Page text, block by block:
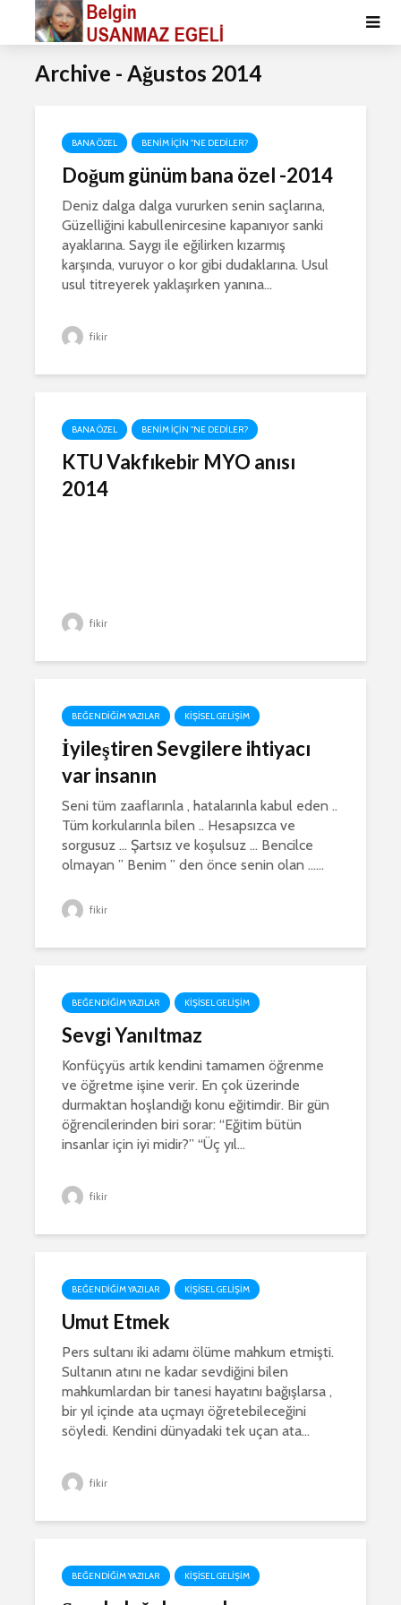
Archive - Ağustos 2014
BANA ÖZEL BENIM IÇIN "NE DEDILER?
Doğum günüm bana özel -2014
Deniz dalga dalga vururken senin saçlarına,
Güzelliğini kabullenircesine kapanıyor sanki
ayaklarına. Saygı ile eğilirken kızarmış
karşında, vuruyor o kor gibi dudaklarına. Usul
usul titreyerek yaklaşırken yanına...
fikir
BANA ÖZEL BENIM IÇIN "NE DEDILER?
KTU Vakfıkebir MYO anısı
2014
fikir
BEĞENDIĞIM YAZILAR KIŞISEL GELIŞIM
İyileştiren Sevgilere ihtiyacı
var insanın
Seni tüm zaaflarınla , hatalarınla kabul eden ..
Tüm korkularınla bilen .. Hesapsızca ve
sorgusuz … Şartsız ve koşulsuz … Bencilce
olmayan ” Benim ” den önce senin olan …...
fikir
BEĞENDIĞIM YAZILAR KIŞISEL GELIŞIM
Sevgi Yanıltmaz
Konfüçyüs artık kendini tamamen öğrenme
ve öğretme işine verir. En çok üzerinde
durmaktan hoşlandığı konu eğitimdir. Bir gün
öğrencilerinden biri sorar: “Eğitim bütün
insanlar için iyi midir?” “Üç yıl...
fikir
BEĞENDIĞIM YAZILAR KIŞISEL GELIŞIM
Umut Etmek
Pers sultanı iki adamı ölüme mahkum etmişti.
Sultanın atını ne kadar sevdiğini bilen
mahkumlardan bir tanesi hayatını bağışlarsa ,
bir yıl içinde ata uçmayı öğretebileceğini
söyledi. Kendini dünyadaki tek uçan ata...
fikir
BEĞENDIĞIM YAZILAR KIŞISEL GELIŞIM